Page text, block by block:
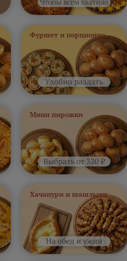
Фуршет и порционно
Мини пирожки
Хачапури и шашлыки